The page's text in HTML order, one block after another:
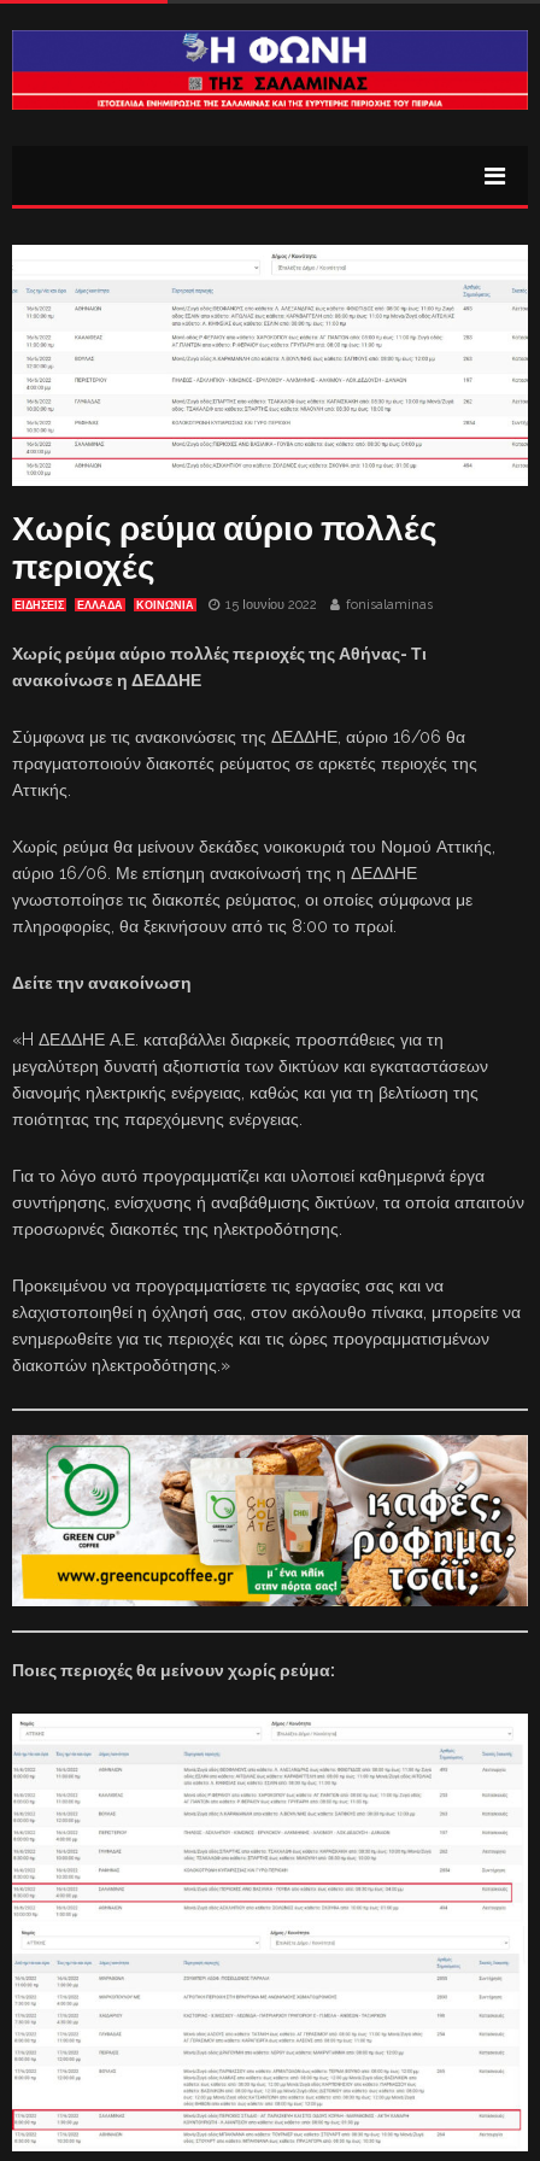
Χωρίς ρεύμα αύριο πολλές
περιοχές
ΕΙΔΗΣΕΙΣ ΕΛΛΑΔΑ ΚΟΙΝΩΝΙΑ 15 Ιουνίου 2022 fonisalaminas
Χωρίς ρεύμα αύριο πολλές περιοχές της Αθήνας- Τι
ανακοίνωσε η ΔΕΔΔΗΕ
Σύμφωνα με τις ανακοινώσεις της ΔΕΔΔΗΕ, αύριο 16/06 θα
πραγματοποιούν διακοπές ρεύματος σε αρκετές περιοχές της
Αττικής.
Χωρίς ρεύμα θα μείνουν δεκάδες νοικοκυριά του Νομού Αττικής,
αύριο 16/06. Με επίσημη ανακοίνωσή της η ΔΕΔΔΗΕ
γνωστοποίησε τις διακοπές ρεύματος, οι οποίες σύμφωνα με
πληροφορίες, θα ξεκινήσουν από τις 8:00 το πρωί.
Δείτε την ανακοίνωση
«H ΔΕΔΔΗΕ Α.Ε. καταβάλλει διαρκείς προσπάθειες για τη
μεγαλύτερη δυνατή αξιοπιστία των δικτύων και εγκαταστάσεων
διανομής ηλεκτρικής ενέργειας, καθώς και για τη βελτίωση της
ποιότητας της παρεχόμενης ενέργειας.
Για το λόγο αυτό προγραμματίζει και υλοποιεί καθημερινά έργα
συντήρησης, ενίσχυσης ή αναβάθμισης δικτύων, τα οποία απαιτούν
προσωρινές διακοπές της ηλεκτροδότησης.
Προκειμένου να προγραμματίσετε τις εργασίες σας και να
ελαχιστοποιηθεί η όχλησή σας, στον ακόλουθο πίνακα, μπορείτε να
ενημερωθείτε για τις περιοχές και τις ώρες προγραμματισμένων
διακοπών ηλεκτροδότησης.»
Ποιες περιοχές θα μείνουν χωρίς ρεύμα: